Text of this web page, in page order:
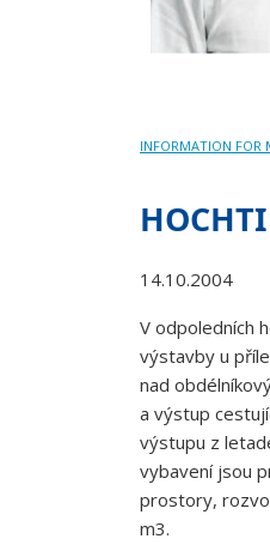
INFORMATION FOR
14.10.2004
V odpoledních
výstavby u
nad
a výstup
výstupu z
vybavení jsou
prostory,
m3.